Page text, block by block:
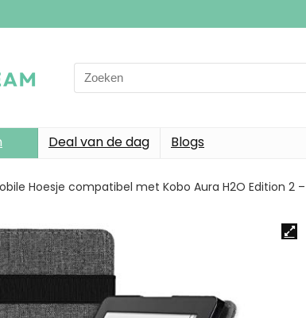
Search
for:
Deal van de dag Blogs
Hoesje compatibel met Kobo Aura H2O Edition